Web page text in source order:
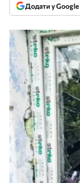
Додати у Google